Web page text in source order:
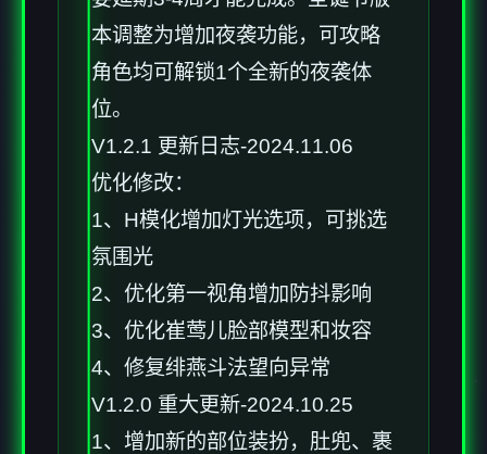
本调整为增加夜袭功能，可攻略
角色均可解锁1个全新的夜袭体
位。
V1.2.1 更新日志-2024.11.06
优化修改：
1、H模化增加灯光选项，可挑选
氛围光
2、优化第一视角增加防抖影响
3、优化崔莺儿脸部模型和妆容
4、修复绯燕斗法望向异常
V1.2.0 重大更新-2024.10.25
1、增加新的部位装扮，肚兜、裹